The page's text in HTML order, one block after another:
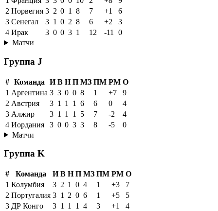
2 Норвегия 3 2 0 1 8 7 +1
6
3 Сенегал 3 1 0 2 8 6 +2
3
4 Ирак 3 0 0 3 1 12 -11
0
Матчи
Группа J
# Команда И В Н П МЗ ПМ РМ О
1 Аргентина 3 3 0 0 8 1 +7
9
2 Австрия 3 1 1 1 6 6 0
4
3 Алжир 3 1 1 1 5 7 -2
4
4 Иордания 3 0 0 3 3 8 -5
0
Матчи
Группа K
# Команда И В Н П МЗ ПМ РМ О
1 Колумбия 3 2 1 0 4 1 +3
7
2 Португалия 3 1 2 0 6 1 +5
5
3 ДР Конго 3 1 1 1 4 3 +1
4